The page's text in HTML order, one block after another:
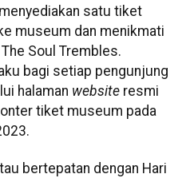
satu tiket
museum dan menikmati
Soul Trembles.
bagi setiap pengunjung
halaman website resmi
tiket museum pada
bertepatan dengan Hari